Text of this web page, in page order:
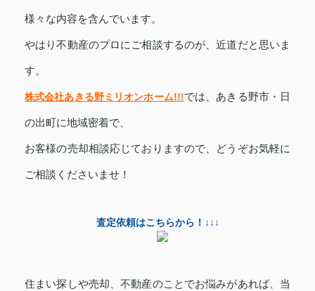
様々な内容を含んでいます。
やはり不動産のプロにご相談するのが、近道だと思いま
す。
株式会社あきる野ミリオンホーム!!!では、 あきる野市・日
の出町に地域密着で、
お客様の売却相談応じておりますので、どうぞお気軽に
ご相談くださいませ！
査定依頼はこちらから！↓↓↓
住まい探しや売却、不動産のことでお悩みがあれば、当